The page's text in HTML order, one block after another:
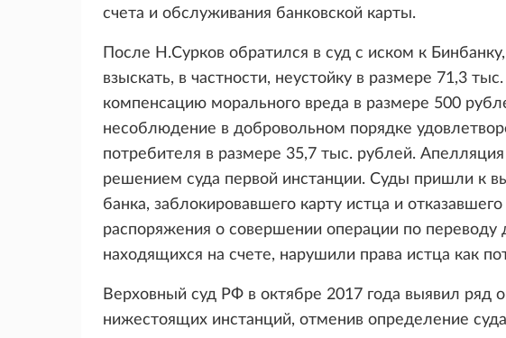
счета и обслуживания банковской карты.
После Н.Сурков обратился в суд с иском к
взыскать, в частности, неустойку в размере 71,3
компенсацию морального вреда в размере 500
несоблюдение в добровольном порядке
потребителя в размере 35,7 тыс. рублей. Апелляция
решением суда первой инстанции. Суды пришли к
банка, заблокировавшего карту истца и
распоряжения о совершении операции по переводу
находящихся на счете, нарушили права истца как
Верховный суд РФ в октябре 2017 года выявил ряд
нижестоящих инстанций, отменив определение